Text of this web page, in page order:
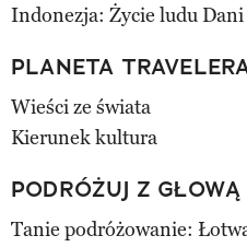
Indonezja: Życie ludu Dani
PLANETA
Wieści ze świata
Kierunek kultura
PODRÓŻUJ Z GŁOWĄ
Tanie podróżowanie: